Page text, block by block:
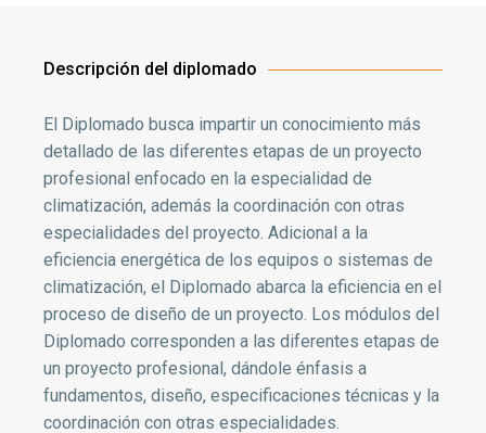
Descripción del diplomado
El Diplomado busca impartir un conocimiento más
detallado de las diferentes etapas de un proyecto
profesional enfocado en la especialidad de
climatización, además la coordinación con otras
especialidades del proyecto. Adicional a la
eficiencia energética de los equipos o sistemas de
climatización, el Diplomado abarca la eficiencia en el
proceso de diseño de un proyecto. Los módulos del
Diplomado corresponden a las diferentes etapas de
un proyecto profesional, dándole énfasis a
fundamentos, diseño, especificaciones técnicas y la
coordinación con otras especialidades.